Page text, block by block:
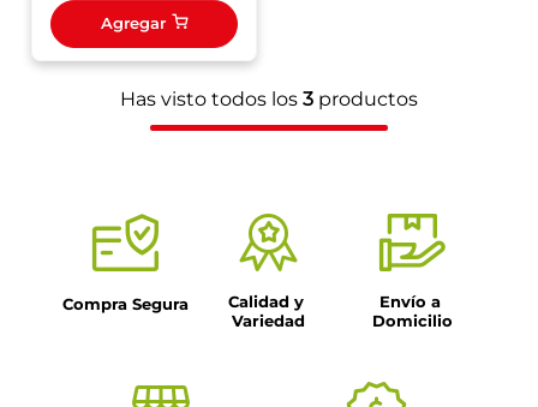
Agregar
Has visto todos los 3 productos
Compra Segura
Calidad y
Variedad
Envío a
Domicilio